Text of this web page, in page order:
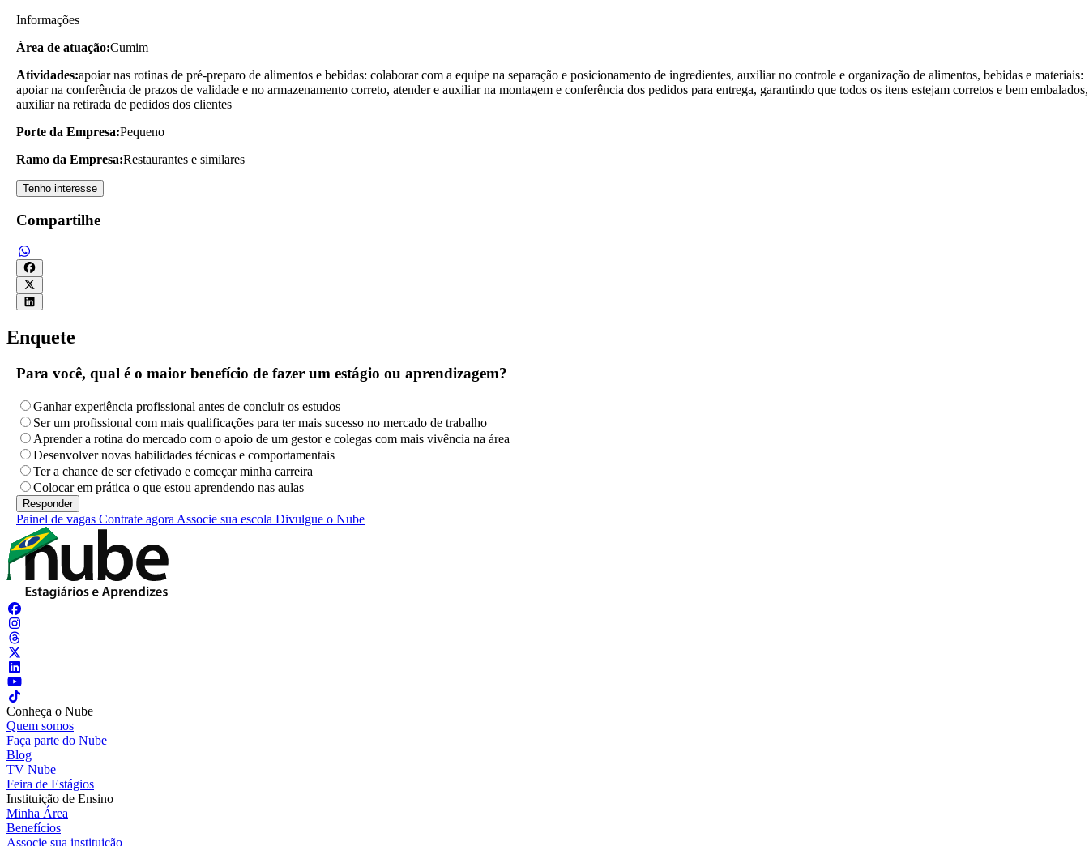
Informações
Área de atuação:Cumim
Atividades:apoiar nas rotinas de pré-preparo de alimentos e bebidas: colaborar com a equipe na separação e posicionamento de ingredientes, auxiliar no controle e organização de alimentos, bebidas e materiais:
apoiar na conferência de prazos de validade e no armazenamento correto, atender e auxiliar na montagem e conferência dos pedidos para entrega, garantindo que todos os itens estejam corretos e bem embalados,
auxiliar na retirada de pedidos dos clientes
Porte da Empresa:Pequeno
Ramo da Empresa:Restaurantes e similares
Tenho interesse
Compartilhe
Enquete
Para você, qual é o maior benefício de fazer um estágio ou aprendizagem?
Ganhar experiência profissional antes de concluir os estudos
Ser um profissional com mais qualificações para ter mais sucesso no mercado de trabalho
Aprender a rotina do mercado com o apoio de um gestor e colegas com mais vivência na área
Desenvolver novas habilidades técnicas e comportamentais
Ter a chance de ser efetivado e começar minha carreira
Colocar em prática o que estou aprendendo nas aulas
Painel de vagas Contrate agora Associe sua escola Divulgue o Nube
Conheça o Nube
Quem somos
Faça parte do Nube
Blog
TV Nube
Feira de Estágios
Instituição de Ensino
Minha Área
Benefícios
Associe sua instituição